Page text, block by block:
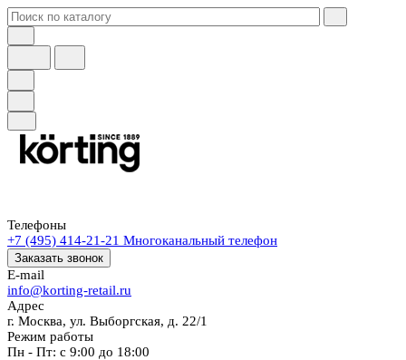
Телефоны
+7 (495) 414-21-21 Многоканальный телефон
Заказать звонок
E-mail
info@korting-retail.ru
Адрес
г. Москва, ул. Выборгская, д. 22/1
Режим работы
Пн - Пт: с 9:00 до 18:00